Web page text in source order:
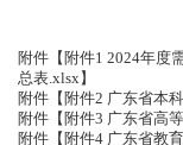
附件【 附件1 2024年度
总表.xlsx】
附件【 附件2 广东省本
附件【 附件3 广东省高
附件【 附件4 广东省教